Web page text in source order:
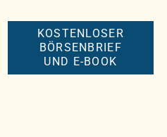
KOSTENLOSER
BÖRSENBRIEF
UND E-BOOK